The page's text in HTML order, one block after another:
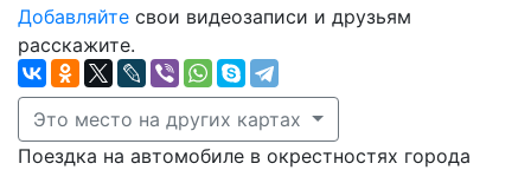
Добавляйте свои видеозаписи и друзьям
расскажите.
Это место на других картах
Поездка на автомобиле в окрестностях города